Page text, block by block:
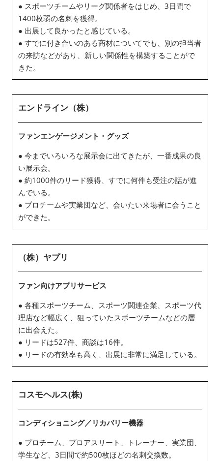
● スポーツチームやリーグ関係者をはじめ、3日間で
1400枚弱の名刺を獲得。
● 出展して良かったと感じている。
● すでに付き合いのある商材についてでも、別の担当者
の来訪などがあり、新しい関係性を構築することがで
きた。
エンドライン（株）
ファンエンゲージメント・グッズ
● 今までいろいろな展示会に出てきたが、一番成果の良
い展示会。
● 約1000件のリード獲得、すでに何件も受注の話が進
んでいる。
● プロチームや実業団など、会いたい来場者に会うこと
ができた。
（株）ヤプリ
ファン向けアプリサービス
● 各種スポーツチーム、スポーツ関連企業、スポーツ代
理店など幅広く、狙っていたスポーツチームなどの層
に出会えた。
● リードは527件、商談は16件。
● リードの有効率も高く、出展に非常に満足している。
コスモヘルス(株)
コンディショニング／リカバリー機器
● プロチーム、プロアスリート、トレーナー、実業団、
学生など、3日間で約500枚ほどの名刺交換数。